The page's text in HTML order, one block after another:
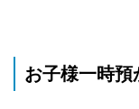
お子様一時